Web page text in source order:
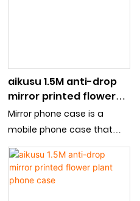
customization
aikusu 1.5M anti-drop
mirror printed flower
plant phone case-
silver
Mirror phone case is a
mobile phone case that
can express style and
practicality, and the mirror
behind it can help you